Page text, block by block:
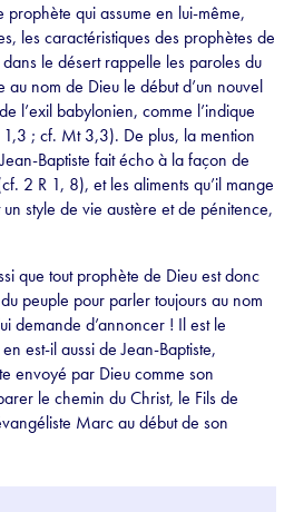
prophète qui assume en lui-même,
les caractéristiques des prophètes de
le désert rappelle les paroles du
nom de Dieu le début d’un nouvel
l’exil babylonien, comme l’indique
; cf. Mt 3,3). De plus, la mention
Baptiste fait écho à la façon de
2 R 1, 8), et les aliments qu’il mange
style de vie austère et de pénitence,
que tout prophète de Dieu est donc
peuple pour parler toujours au nom
demande d’annoncer ! Il est le
est-il aussi de Jean-Baptiste,
envoyé par Dieu comme son
le chemin du Christ, le Fils de
Marc au début de son